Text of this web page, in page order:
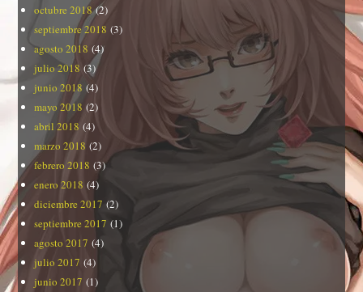
octubre 2018(2)
septiembre 2018 (3)
agosto 2018 (4)
julio 2018 (3)
junio 2018 (4)
mayo 2018 (2)
abril 2018 (4)
marzo 2018 (2)
febrero 2018 (3)
enero 2018 (4)
diciembre 2017 (2)
septiembre 2017 (1)
agosto 2017 (4)
julio 2017 (4)
junio 2017 (1)